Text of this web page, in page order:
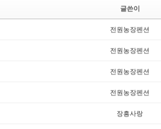
글쓴이
전원농장펜션
전원농장펜션
전원농장펜션
전원농장펜션
장흥사랑